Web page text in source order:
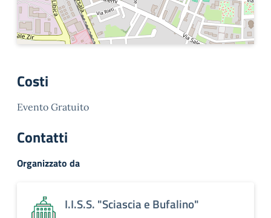
Costi
Evento Gratuito
Contatti
Organizzato da
I.I.S.S. "Sciascia e Bufalino"